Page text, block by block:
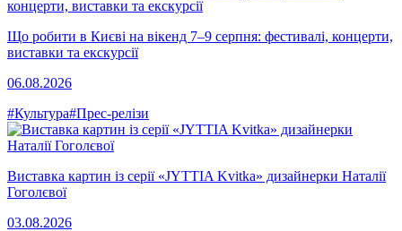
Що робити в Києві на вікенд 7–9 серпня: фестивалі, концерти,
виставки та екскурсії
06.08.2026
#Культура#Прес-релізи
Виставка картин із серії «JYTTIA Kvitka» дизайнерки Наталії
Гоголєвої
03.08.2026